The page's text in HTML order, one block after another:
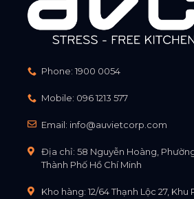
Phone: 1900 0054
Mobile: 096 1213 577
Email: info@auvietcorp.com
Địa chỉ: 58 Nguyễn Hoàng,
Thành Phố Hồ Chí Minh
Kho hàng: 12/64 Thạnh Lộc 27, Khu